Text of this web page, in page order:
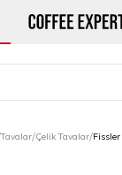
Tavalar Çelik Tavalar